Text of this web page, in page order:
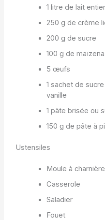
1 litre de lait entier
250 g de crème
200 g de sucre
100 g de maïzena
5 œufs
1 sachet de
vanille
1 pâte brisée ou
150 g de pâte à
Ustensiles
Moule à charnière
Casserole
Saladier
Fouet